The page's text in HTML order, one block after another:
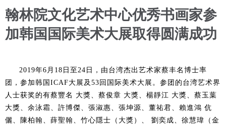
翰林院文化艺术中心优秀书画家参
加韩国国际美术大展取得圆满成功
2019年6月18日至24日，由台湾杰出艺术家蔡丰名博士率
团，参加韩国ICAF大展及53回国际美术大展。参团的台湾艺术界
人士获奖的有蔡豐名 大獎、蔡俊章 大獎、楊靜江 大獎、蔡玉葉
大獎、余泳霜、許博傑、張淑惠、張坤源、董祐君、賴進鴻 伉
儷、陳柏翰、薛聖翰、竹心隱士（大獎）、 劉奕成、徐慧瑋（金